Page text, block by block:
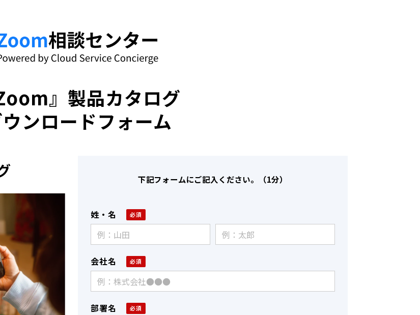
』製品カタログ
ンロードフォーム
下記フォームにご記入ください。（1分）
姓・名
会社名
部署名